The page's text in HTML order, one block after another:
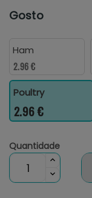
Gosto
Ham
2.96 €
Poultry
2.96 €
Quantidade